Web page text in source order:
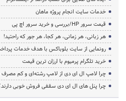
خدمات سایت انجام پروژه ماهان
قیمت سرور HP/بررسی و خرید سرور اچ پی
هر زبانی، هر زمانی، هر کجا، هر جور که راحتید!
رونمایی از سایت بلوباکس با هدف خدمات
خرید تلگرام پرمیوم با ارزان ترین قیمت
چرا لامپ ال ای دی از لامپ رشته‌ای و کم
چرا پنل های ال ای دی سقفی فروش خوبی